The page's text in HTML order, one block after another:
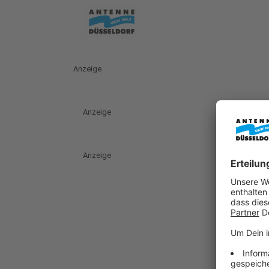
Anzeige
Anzeige
Anzeige